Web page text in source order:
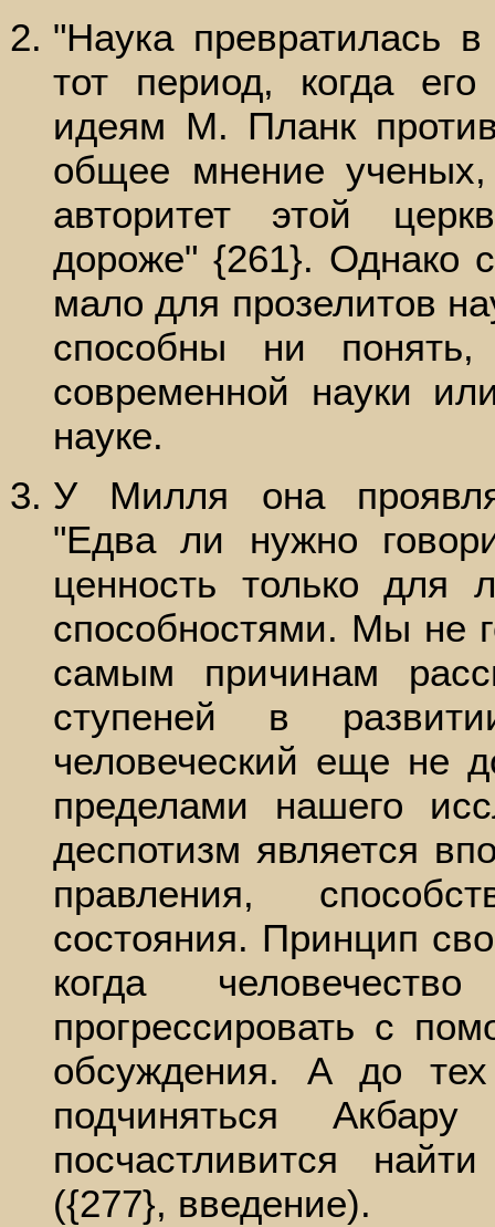
"Наука превратилась
тот период, когда
идеям М. Планк
общее мнение
авторитет этой
дороже" {261}. Однако
мало для прозелитов
способны ни понять,
современной науки
науке.
У Милля она
"Едва ли нужно
ценность только для
способностями. Мы не
самым причинам
ступеней в
человеческий еще не
пределами нашего
деспотизм является
правления,
состояния. Принцип
когда
прогрессировать с
обсуждения. А до
подчиняться
посчастливится
({277}, введение).